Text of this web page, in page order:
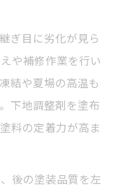
ぎ目に劣化が見ら
や補修作業を行い
結や夏場の高温も
下地調整剤を塗布
料の定着力が高ま
後の塗装品質を左